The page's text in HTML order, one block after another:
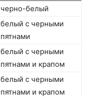
черно-белый
белый с черными
пятнами
белый с черными
пятнами и крапом
белый с черными
пятнами и крапом